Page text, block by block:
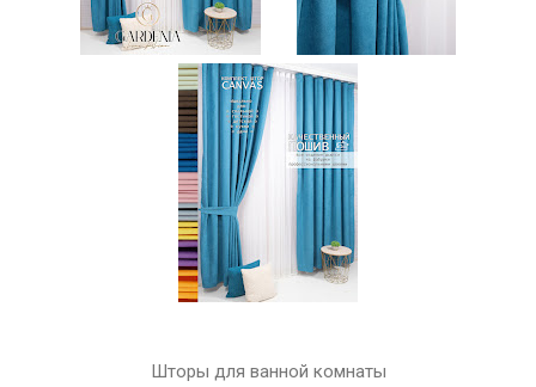
Шторы для ванной комнаты